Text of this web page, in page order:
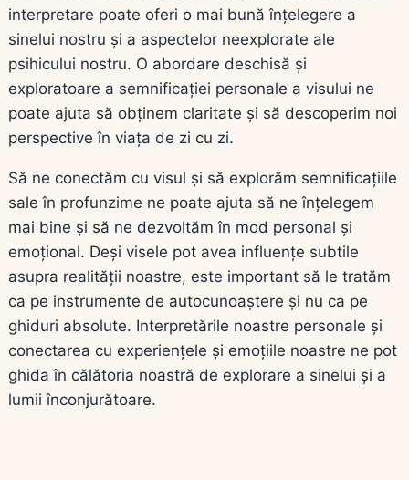
interpretare poate oferi o mai bună înțelegere a
sinelui nostru și a aspectelor neexplorate ale
psihicului nostru. O abordare deschisă și
exploratoare a semnificației personale a visului ne
poate ajuta să obținem claritate și să descoperim noi
perspective în viața de zi cu zi.
Să ne conectăm cu visul și să explorăm semnificațiile
sale în profunzime ne poate ajuta să ne înțelegem
mai bine și să ne dezvoltăm în mod personal și
emoțional. Deși visele pot avea influențe subtile
asupra realității noastre, este important să le tratăm
ca pe instrumente de autocunoaștere și nu ca pe
ghiduri absolute. Interpretările noastre personale și
conectarea cu experiențele și emoțiile noastre ne pot
ghida în călătoria noastră de explorare a sinelui și a
lumii înconjurătoare.